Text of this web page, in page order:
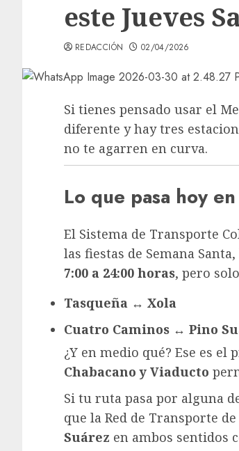
este Jueves
REDACCIÓN 02/04/2026
Si tienes pensado usar el
diferente y hay tres
no te agarren en curva.
Lo que pasa hoy
El Sistema de Transporte
las fiestas de Semana
7:00 a 24:00 horas, pero
Tasqueña ↔ Xola
Cuatro Caminos ↔ Pino
¿Y en medio qué? Ese es el
Chabacano y Viaducto
Si tu ruta pasa por alguna
que la Red de Transporte
Suárez en ambos sentidos